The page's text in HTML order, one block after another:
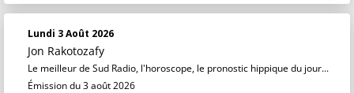
Lundi 3 Août 2026
Jon Rakotozafy
Le meilleur de Sud Radio, l'horoscope, le pronostic hippique du jour...
Émission du 3 août 2026